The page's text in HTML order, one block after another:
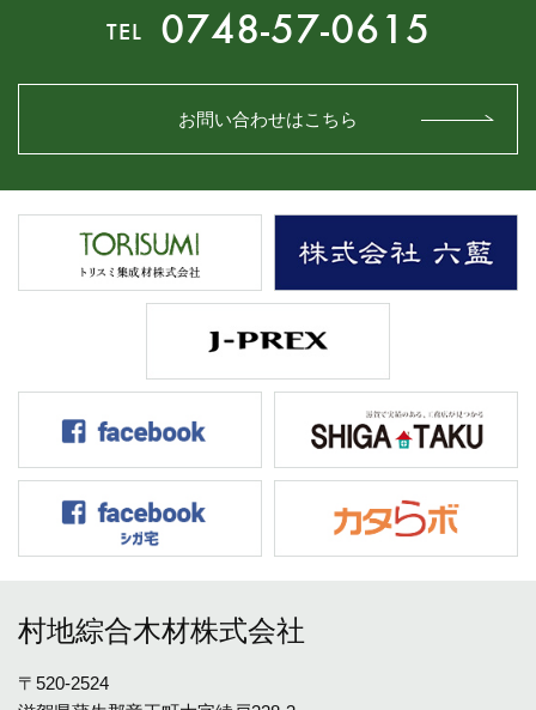
TEL 0748-57-0615
お問い合わせはこちら
村地綜合木材株式会社
〒520-2524